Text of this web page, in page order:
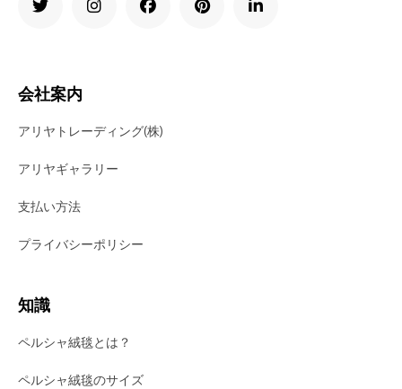
会社案内
アリヤトレーディング(株)
アリヤギャラリー
支払い方法
プライバシーポリシー
知識
ペルシャ絨毯とは？
ペルシャ絨毯のサイズ